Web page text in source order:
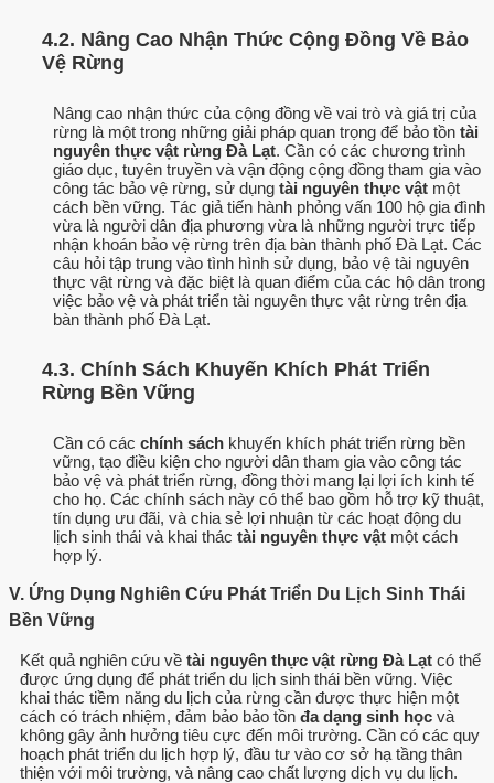
4.2. Nâng Cao Nhận Thức Cộng Đồng Về Bảo
Vệ Rừng
Nâng cao nhận thức của cộng đồng về vai trò và giá trị của
rừng là một trong những giải pháp quan trọng để bảo tồn tài
nguyên thực vật rừng Đà Lạt. Cần có các chương trình
giáo dục, tuyên truyền và vận động cộng đồng tham gia vào
công tác bảo vệ rừng, sử dụng tài nguyên thực vật một
cách bền vững. Tác giả tiến hành phỏng vấn 100 hộ gia đình
vừa là người dân địa phương vừa là những người trực tiếp
nhận khoán bảo vệ rừng trên địa bàn thành phố Đà Lạt. Các
câu hỏi tập trung vào tình hình sử dụng, bảo vệ tài nguyên
thực vật rừng và đặc biệt là quan điểm của các hộ dân trong
việc bảo vệ và phát triển tài nguyên thực vật rừng trên địa
bàn thành phố Đà Lạt.
4.3. Chính Sách Khuyến Khích Phát Triển
Rừng Bền Vững
Cần có các chính sách khuyến khích phát triển rừng bền
vững, tạo điều kiện cho người dân tham gia vào công tác
bảo vệ và phát triển rừng, đồng thời mang lại lợi ích kinh tế
cho họ. Các chính sách này có thể bao gồm hỗ trợ kỹ thuật,
tín dụng ưu đãi, và chia sẻ lợi nhuận từ các hoạt động du
lịch sinh thái và khai thác tài nguyên thực vật một cách
hợp lý.
V. Ứng Dụng Nghiên Cứu Phát Triển Du Lịch Sinh Thái
Bền Vững
Kết quả nghiên cứu về tài nguyên thực vật rừng Đà Lạt có thể
được ứng dụng để phát triển du lịch sinh thái bền vững. Việc
khai thác tiềm năng du lịch của rừng cần được thực hiện một
cách có trách nhiệm, đảm bảo bảo tồn đa dạng sinh học và
không gây ảnh hưởng tiêu cực đến môi trường. Cần có các quy
hoạch phát triển du lịch hợp lý, đầu tư vào cơ sở hạ tầng thân
thiện với môi trường, và nâng cao chất lượng dịch vụ du lịch.